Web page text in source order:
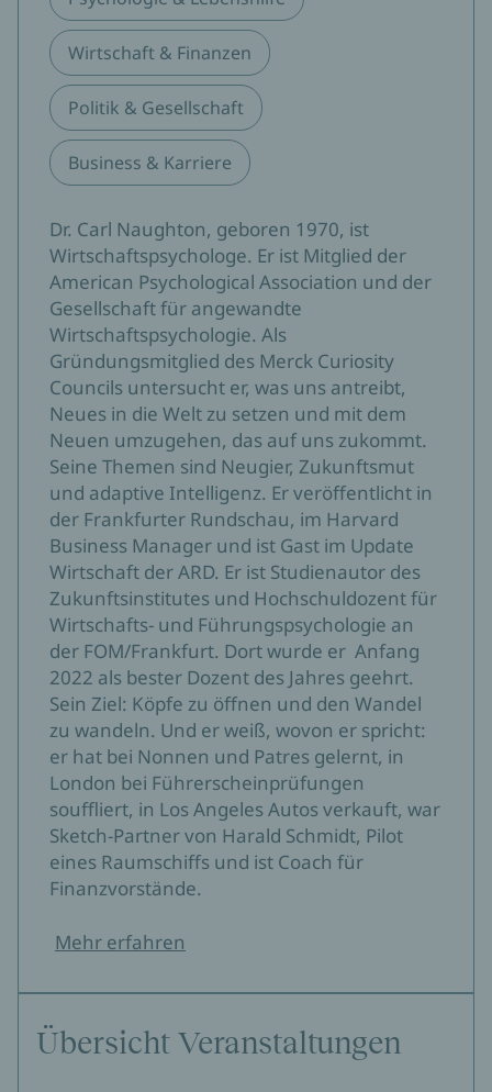
Wirtschaft & Finanzen
Politik & Gesellschaft
Business & Karriere
Dr. Carl Naughton, geboren 1970, ist
Wirtschaftspsychologe. Er ist Mitglied der
American Psychological Association und der
Gesellschaft für angewandte
Wirtschaftspsychologie. Als
Gründungsmitglied des Merck Curiosity
Councils untersucht er, was uns antreibt,
Neues in die Welt zu setzen und mit dem
Neuen umzugehen, das auf uns zukommt.
Seine Themen sind Neugier, Zukunftsmut
und adaptive Intelligenz. Er veröffentlicht in
der Frankfurter Rundschau, im Harvard
Business Manager und ist Gast im Update
Wirtschaft der ARD. Er ist Studienautor des
Zukunftsinstitutes und Hochschuldozent für
Wirtschafts- und Führungspsychologie an
der FOM/Frankfurt. Dort wurde er Anfang
2022 als bester Dozent des Jahres geehrt.
Sein Ziel: Köpfe zu öffnen und den Wandel
zu wandeln. Und er weiß, wovon er spricht:
er hat bei Nonnen und Patres gelernt, in
London bei Führerscheinprüfungen
souffliert, in Los Angeles Autos verkauft, war
Sketch-Partner von Harald Schmidt, Pilot
eines Raumschiffs und ist Coach für
Finanzvorstände.
Mehr erfahren
Übersicht Veranstaltungen